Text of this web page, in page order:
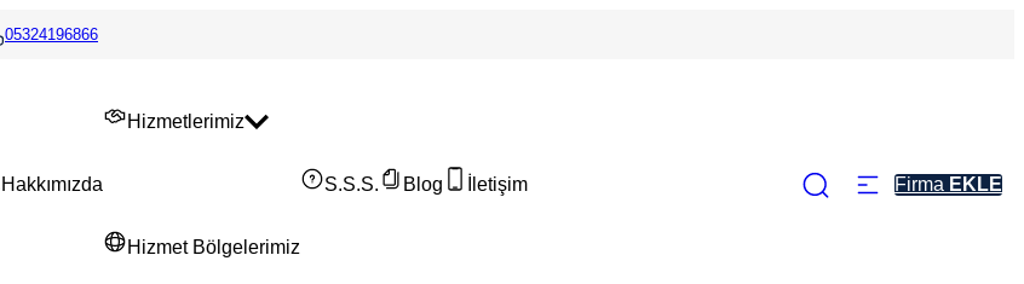
05324196866
Hakkımızda
Hizmetlerimiz
Hizmet Bölgelerimiz
S.S.S. Blog İletişim Firma EKLE